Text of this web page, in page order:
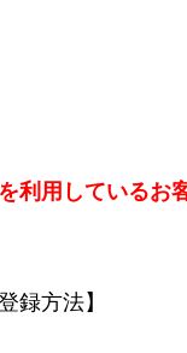
利用しているお
録方法】